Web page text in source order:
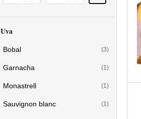
Uva
Bobal (3)
Garnacha (1)
Monastrell (1)
Sauvignon blanc (1)